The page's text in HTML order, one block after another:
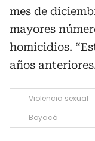
mes de
mayores
homicidios.
años
Violencia sexual
Boyacá